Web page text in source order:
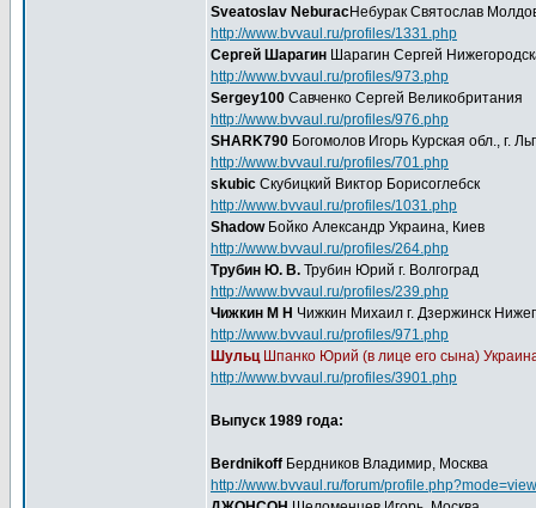
Sveatoslav NeburacНебурак Святослав
http://www.bvvaul.ru/profiles/1331.php
Сергей Шарагин Шарагин Сергей
http://www.bvvaul.ru/profiles/973.php
Sergey100 Савченко Сергей Великобритания
http://www.bvvaul.ru/profiles/976.php
SHARK790 Богомолов Игорь Курская обл., г.
http://www.bvvaul.ru/profiles/701.php
skubic Скубицкий Виктор Борисоглебск
http://www.bvvaul.ru/profiles/1031.php
ShadowБойко Александр Украина, Киев
http://www.bvvaul.ru/profiles/264.php
Трубин Ю. В. Трубин Юрий г. Волгоград
http://www.bvvaul.ru/profiles/239.php
Чижкин М Н Чижкин Михаил г. Дзержинск
http://www.bvvaul.ru/profiles/971.php
ШульцШпанко Юрий (в лице его сына)
http://www.bvvaul.ru/profiles/3901.php
Выпуск 1989 года:
Berdnikoff Бердников Владимир, Москва
http://www.bvvaul.ru/forum/